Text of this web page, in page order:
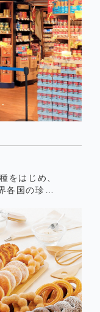
をはじめ、
各国の珍し
ビスをして
飲みながら
。